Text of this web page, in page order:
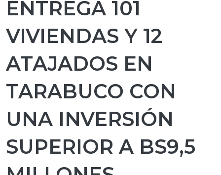
ENTREGA 101
VIVIENDAS Y 12
ATAJADOS EN
TARABUCO CON
UNA INVERSIÓN
SUPERIOR A BS9,5